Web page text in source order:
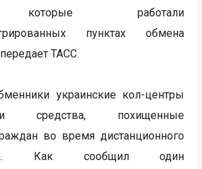
которые работали
пунктах обмена
ТАСС.
украинские кол-центры
средства, похищенные
во время дистанционного
Как сообщил один